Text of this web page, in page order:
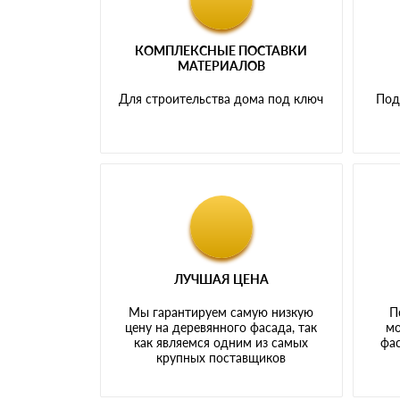
КОМПЛЕКСНЫЕ ПОСТАВКИ
МАТЕРИАЛОВ
Для строительства дома под ключ
ЛУЧШАЯ ЦЕНА
Мы гарантируем самую низкую
цену на деревянного фасада, так
как являемся одним из самых
крупных поставщиков